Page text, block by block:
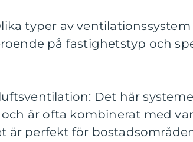
typer av
på fastighetstyp och
Det här
är ofta kombinerat med
är perfekt för